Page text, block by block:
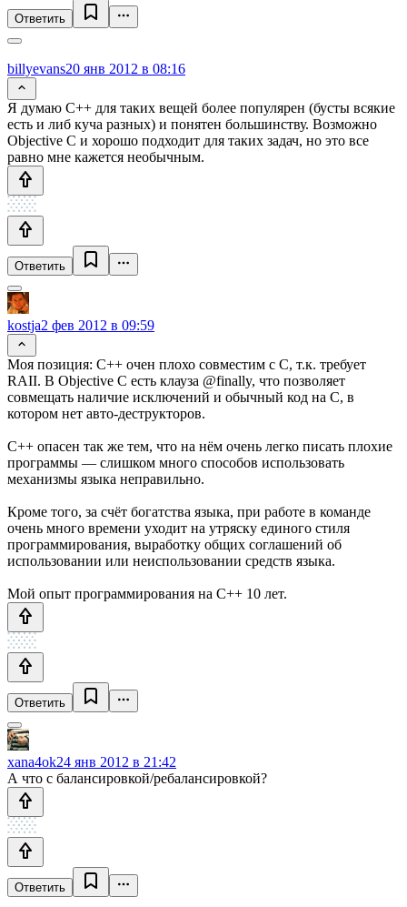
Ответить
billyevans20 янв 2012 в 08:16
Я думаю С++ для таких вещей более популярен (бусты всякие
есть и либ куча разных) и понятен большинству. Возможно
Objective C и хорошо подходит для таких задач, но это все
равно мне кажется необычным.
Ответить
kostja2 фев 2012 в 09:59
Моя позиция: С++ очен плохо совместим с C, т.к. требует
RAII. В Objective C есть клауза @finally, что позволяет
совмещать наличие исключений и обычный код на С, в
котором нет авто-деструкторов.
С++ опасен так же тем, что на нём очень легко писать плохие
программы — слишком много способов использовать
механизмы языка неправильно.
Кроме того, за счёт богатства языка, при работе в команде
очень много времени уходит на утряску единого стиля
программирования, выработку общих соглашений об
использовании или неиспользовании средств языка.
Мой опыт программирования на С++ 10 лет.
Ответить
xana4ok24 янв 2012 в 21:42
А что с балансировкой/ребалансировкой?
Ответить